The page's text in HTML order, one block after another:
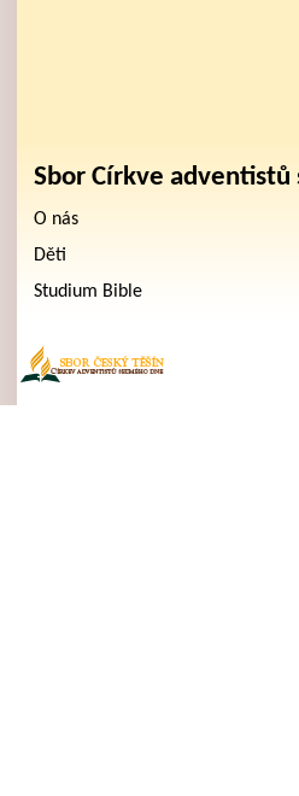
Sbor Církve adventistů
O nás
Děti
Studium Bible